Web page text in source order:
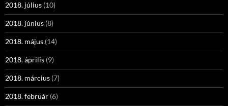
2018. július (10)
2018. június (8)
2018. május (14)
2018. április (9)
2018. március (7)
2018. február (6)